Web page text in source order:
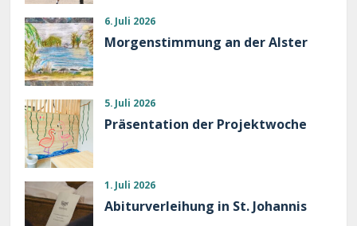
6. Juli 2026
Morgenstimmung an der Alster
5. Juli 2026
Präsentation der Projektwoche
1. Juli 2026
Abiturverleihung in St. Johannis